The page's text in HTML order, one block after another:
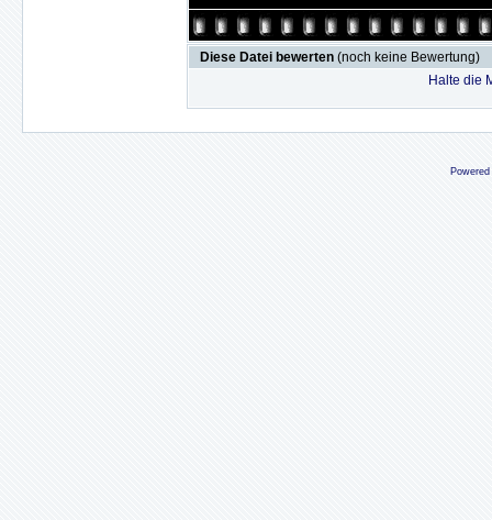
Diese Datei bewerten (noch keine Bewertung)
Halte die